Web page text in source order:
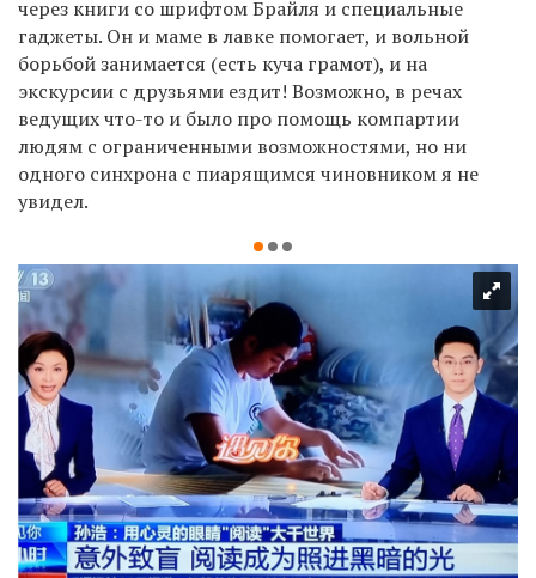
через книги со шрифтом Брайля и специальные
гаджеты. Он и маме в лавке помогает, и вольной
борьбой занимается (есть куча грамот), и на
экскурсии с друзьями ездит! Возможно, в речах
ведущих что-то и было про помощь компартии
людям с ограниченными возможностями, но ни
одного синхрона с пиарящимся чиновником я не
увидел.